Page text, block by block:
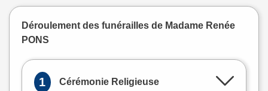
Déroulement des funérailles de Madame Renée
PONS
1 Cérémonie Religieuse